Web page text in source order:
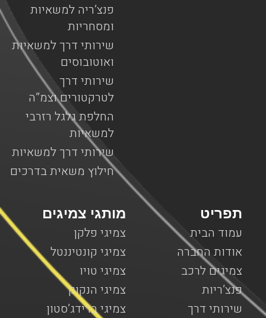
פנצ’ריה למשאיות
ומסחריות
שירותי דרך למשאיות
ואוטובוסים
שירותי דרך
לטרקטורים וצמ”ה
החלפת גלגל רזרבי
למשאיות
שירותי דרך למשאיות
חילוץ משאית בדרכים
מותגי צמיגים
צמיגי פלקן
צמיגי קונטיננטל
צמיגי טויו
צמיגי הנקוק
צמיגי ברידג’סטון
תפריט
עמוד הבית
אודות החברה
צמיגים לרכב
פנצ’ריות
שירותי דרך